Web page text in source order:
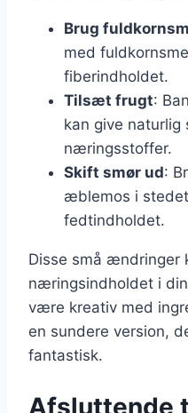
Brug
med
fiberindholdet.
Tilsæt frugt:
kan give naturlig
næringsstoffer.
Skift smør ud:
æblemos i
fedtindholdet.
Disse små ændringer
næringsindholdet i
være kreativ med
en sundere version,
fantastisk.